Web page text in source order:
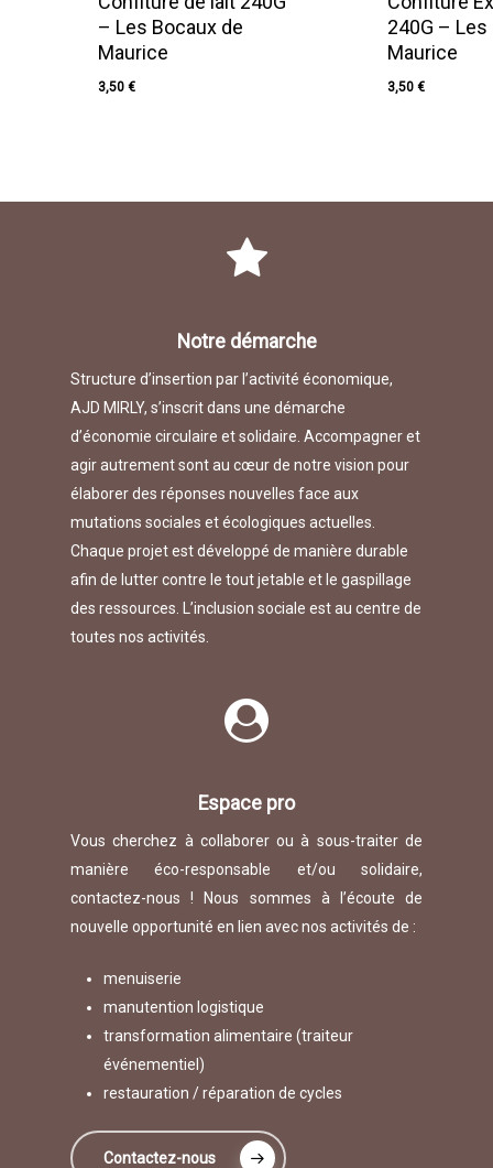
– Les Bocaux de
Maurice
3,50 €
240G –
Maurice
3,50 €
Notre démarche
Structure d’insertion par l’activité économique,
AJD MIRLY, s’inscrit dans une démarche
d’économie circulaire et solidaire. Accompagner et
agir autrement sont au cœur de notre vision pour
élaborer des réponses nouvelles face aux
mutations sociales et écologiques actuelles.
Chaque projet est développé de manière durable
afin de lutter contre le tout jetable et le gaspillage
des ressources. L’inclusion sociale est au centre de
toutes nos activités.
Espace pro
Vous cherchez à collaborer ou à sous-traiter de
manière éco-responsable et/ou solidaire,
contactez-nous ! Nous sommes à l’écoute de
nouvelle opportunité en lien avec nos activités de :
menuiserie
manutention logistique
transformation alimentaire (traiteur
événementiel)
restauration / réparation de cycles
Contactez-nous